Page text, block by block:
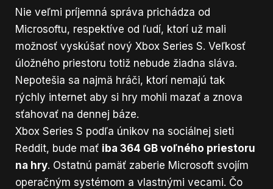
Nie veľmi príjemná správa prichádza od
Microsoftu, respektíve od ľudí, ktorí už mali
možnosť vyskúšať nový Xbox Series S. Veľkosť
úložného priestoru totiž nebude žiadna sláva.
Nepotešia sa najmä hráči, ktorí nemajú tak
rýchly internet aby si hry mohli mazať a znova
sťahovať na dennej báze.
Xbox Series S podľa únikov na sociálnej sieti
Reddit, bude mať iba 364 GB voľného priestoru
na hry. Ostatnú pamäť zaberie Microsoft svojím
operačným systémom a vlastnými vecami. Čo